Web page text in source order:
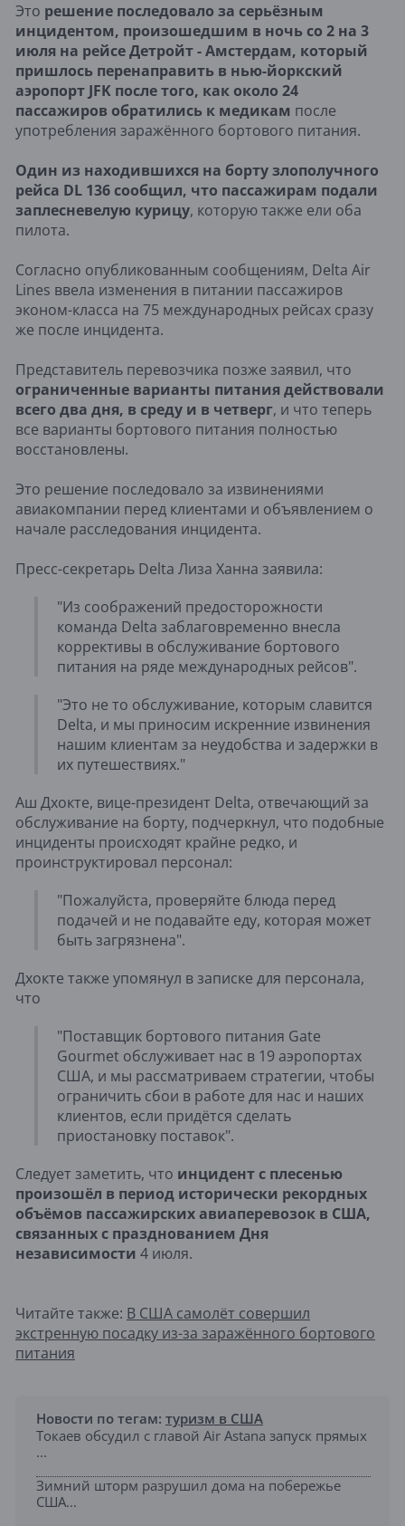
Это решение последовало за серьёзным
инцидентом, произошедшим в ночь со 2 на 3
июля на рейсе Детройт - Амстердам, который
пришлось перенаправить в нью-йоркский
аэропорт JFK после того, как около 24
пассажиров обратились к медикам после
употребления заражённого бортового питания.
Один из находившихся на борту злополучного
рейса DL 136 сообщил, что пассажирам подали
заплесневелую курицу, которую также ели оба
пилота.
Согласно опубликованным сообщениям, Delta Air
Lines ввела изменения в питании пассажиров
эконом-класса на 75 международных рейсах сразу
же после инцидента.
Представитель перевозчика позже заявил, что
ограниченные варианты питания действовали
всего два дня, в среду и в четверг, и что теперь
все варианты бортового питания полностью
восстановлены.
Это решение последовало за извинениями
авиакомпании перед клиентами и объявлением о
начале расследования инцидента.
Пресс-секретарь Delta Лиза Ханна заявила:
"Из соображений предосторожности
команда Delta заблаговременно внесла
коррективы в обслуживание бортового
питания на ряде международных рейсов".
"Это не то обслуживание, которым славится
Delta, и мы приносим искренние извинения
нашим клиентам за неудобства и задержки в
их путешествиях."
Аш Дхокте, вице-президент Delta, отвечающий за
обслуживание на борту, подчеркнул, что подобные
инциденты происходят крайне редко, и
проинструктировал персонал:
"Пожалуйста, проверяйте блюда перед
подачей и не подавайте еду, которая может
быть загрязнена".
Дхокте также упомянул в записке для персонала,
что
"Поставщик бортового питания Gate
Gourmet обслуживает нас в 19 аэропортах
США, и мы рассматриваем стратегии, чтобы
ограничить сбои в работе для нас и наших
клиентов, если придётся сделать
приостановку поставок".
Следует заметить, что инцидент с плесенью
произошёл в период исторически рекордных
объёмов пассажирских авиаперевозок в США,
связанных с празднованием Дня
независимости 4 июля.
Читайте также: В США самолёт совершил
экстренную посадку из-за заражённого бортового
питания
Новости по тегам: туризм в США
Токаев обсудил с главой Air Astana запуск прямых
...
Зимний шторм разрушил дома на побережье
США...